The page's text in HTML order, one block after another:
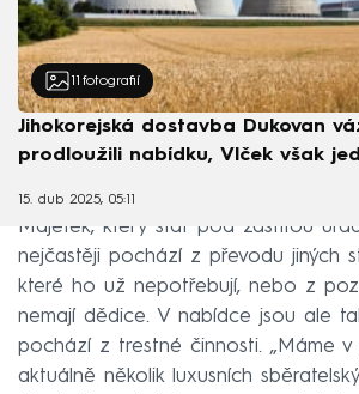
11 fotografií
Jihokorejská dostavba Dukovan
prodloužili nabídku, Vlček však
15. dub 2025, 05:11
Majetek, který stát pod záštitou
nejčastěji pochází z převodu jiných
které ho už nepotřebují, nebo z
nemají dědice. V nabídce jsou ale
pochází z trestné činnosti. „Máme v
aktuálně několik luxusních